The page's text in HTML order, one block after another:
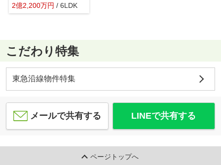
2億2,200万円 / 6LDK
こだわり特集
東急沿線物件特集
メールで共有する LINEで共有する
ページトップへ